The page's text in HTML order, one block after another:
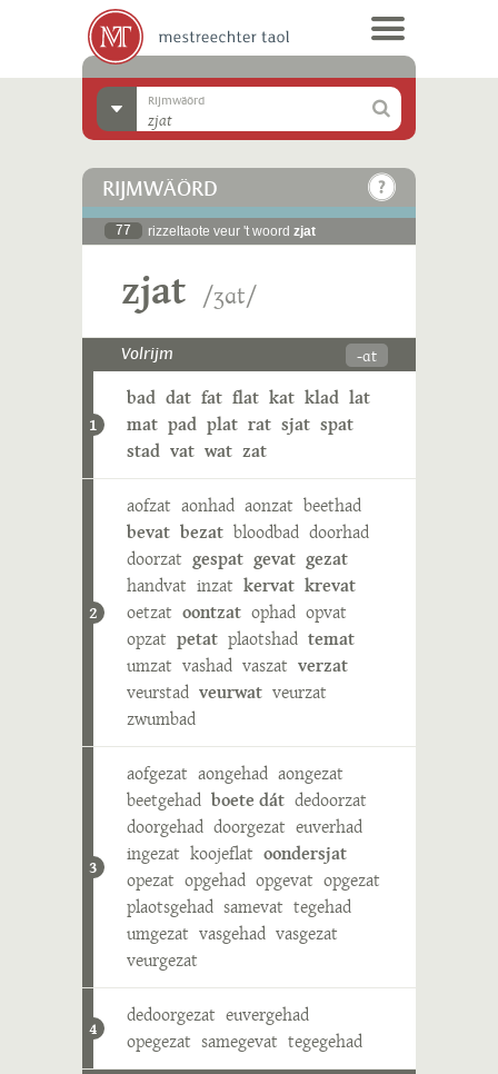
Rijmwäörd
RIJMWÄÖRD
77 rizzeltaote veur 't woord zjat
zjat /ʒɑt/
Volrijm -ɑt
1
bad dat fat flat kat klad lat
mat pad plat rat sjat spat
stad vat wat zat
2
aofzat aonhad aonzat beethad
bevat bezat bloodbad doorhad
doorzat gespat gevat gezat
handvat inzat kervat krevat
oetzat oontzat ophad opvat
opzat petat plaotshad temat
umzat vashad vaszat verzat
veurstad veurwat veurzat
zwumbad
3
aofgezat aongehad aongezat
beetgehad boete dát dedoorzat
doorgehad doorgezat euverhad
ingezat koojeflat oondersjat
opezat opgehad opgevat opgezat
plaotsgehad samevat tegehad
umgezat vasgehad vasgezat
veurgezat
4
dedoorgezat euvergehad
opegezat samegevat tegegehad